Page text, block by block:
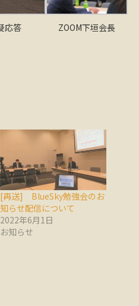
応答 ZOOM下垣会長
[再送] BlueSky勉強会のお
知らせ配信について
2022年6月1日
お知らせ